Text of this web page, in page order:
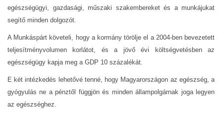
egészségügyi, gazdasági, műszaki szakembereket és a munkájukat
segítő minden dolgozót.
A Munkáspárt követeli, hogy a kormány törölje el a 2004-ben bevezetett
teljesítményvolumen korlátot, és a jövő évi költségvetésben az
egészségügy kapja meg a GDP 10 százalékát.
E két intézkedés lehetővé tenné, hogy Magyarországon az egészség, a
gyógyulás ne a pénztől függjön és minden állampolgárnak joga legyen
az egészséghez.